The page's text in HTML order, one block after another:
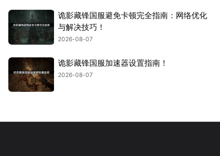
诡影藏锋国服避免卡顿完全指南：网络优化
与解决技巧！
2026-08-07
诡影藏锋国服加速器设置指南！
2026-08-07